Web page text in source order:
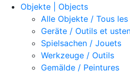
Objekte | Objects
Alle Objekte / Tous
Geräte / Outils et
Spielsachen / Jouets
Werkzeuge / Outils
Gemälde / Peintures